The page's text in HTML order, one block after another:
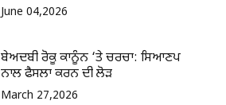
June 04,2026
ਬੇਅਦਬੀ ਰੋਕੂ ਕਾਨੂੰਨ ‘ਤੇ ਚਰਚਾ: ਸਿਆਣਪ
ਨਾਲ ਫੈਸਲਾ ਕਰਨ ਦੀ ਲੋੜ
March 27,2026